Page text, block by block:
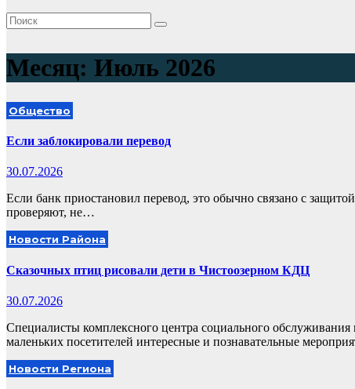
Месяц: Июль 2026
Общество
Если заблокировали перевод
30.07.2026
Если банк приостановил перевод, это обычно связано с
проверяют, не…
Новости Района
Сказочных птиц рисовали дети в Чистоозерном КДЦ
30.07.2026
Специалисты комплексного центра социального
маленьких посетителей интересные и познавательные
Новости Региона